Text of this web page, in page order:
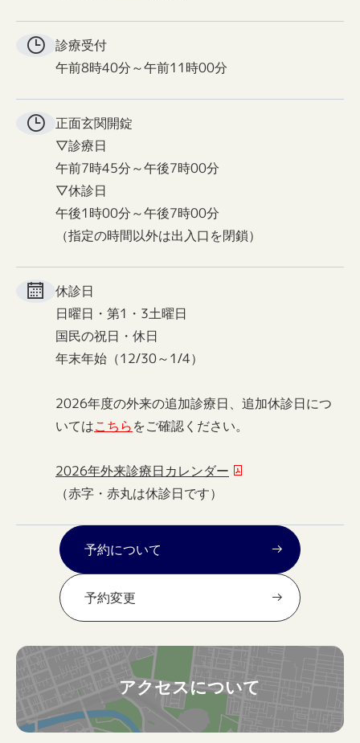
診療受付
午前8時40分～午前11時00分
正面玄関開錠
▽診療日
午前7時45分～午後7時00分
▽休診日
午後1時00分～午後7時00分
（指定の時間以外は出入口を閉鎖）
休診日
日曜日・第1・3土曜日
国民の祝日・休日
年末年始（12/30～1/4）
2026年度の外来の追加診療日、追加休診日につ
いてはこちらをご確認ください。
2026年外来診療日カレンダー
（赤字・赤丸は休診日です）
予約について
予約変更
アクセスについて